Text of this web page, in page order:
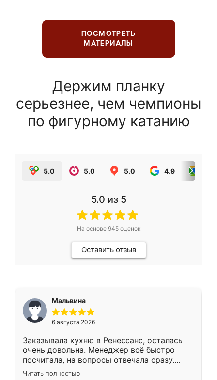
ПОСМОТРЕТЬ
МАТЕРИАЛЫ
Держим планку
серьезнее, чем чемпионы
по фигурному катанию
5.0 5.0 5.0 4.9
5.0 из 5
На основе 945оценок
Оставить отзыв
Мальвина
6 августа 2026
Заказывала кухню в Ренессанс, осталась
очень довольна. Менеджер всё быстро
посчитала, на вопросы отвечала сразу.
Замерщик приехал в субботу, подошёл к
Читать полностью